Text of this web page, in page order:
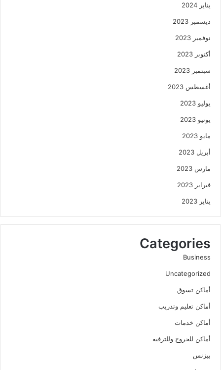
يناير 2024
ديسمبر 2023
نوفمبر 2023
أكتوبر 2023
سبتمبر 2023
أغسطس 2023
يوليو 2023
يونيو 2023
مايو 2023
أبريل 2023
مارس 2023
فبراير 2023
يناير 2023
Categories
Business
Uncategorized
أماكن تسوق
أماكن تعليم وتدريب
أماكن خدمات
أماكن للخروج وللترفيه
بيزنس